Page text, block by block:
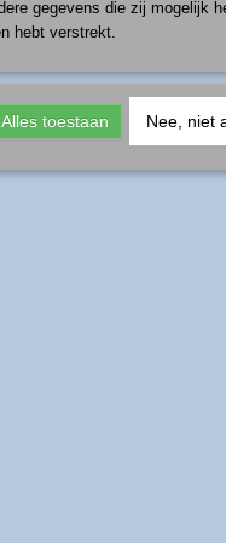
gegevens die zij mogelijk
hebt verstrekt.
Alles toestaan Nee, niet